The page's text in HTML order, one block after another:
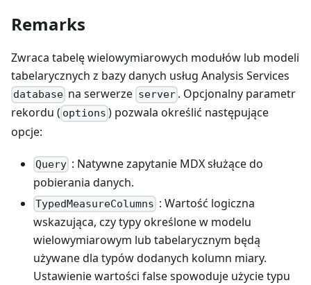
Remarks
Zwraca tabelę wielowymiarowych modułów lub modeli
tabelarycznych z bazy danych usług Analysis Services
database na serwerze server. Opcjonalny parametr
rekordu ( options ) pozwala określić następujące
opcje:
Query : Natywne zapytanie MDX służące do
pobierania danych.
TypedMeasureColumns : Wartość logiczna
wskazująca, czy typy określone w modelu
wielowymiarowym lub tabelarycznym będą
używane dla typów dodanych kolumn miary.
Ustawienie wartości false spowoduje użycie typu